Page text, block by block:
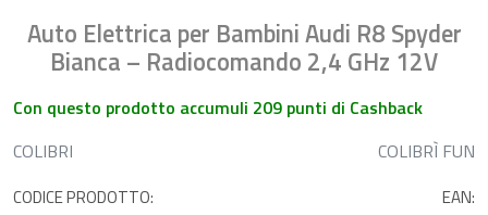
Auto Elettrica per Bambini Audi R8 Spyder
Bianca – Radiocomando 2,4 GHz 12V
Con questo prodotto accumuli 209 punti di Cashback
COLIBRI
COLIBRÌ FUN
CODICE PRODOTTO:
EAN: